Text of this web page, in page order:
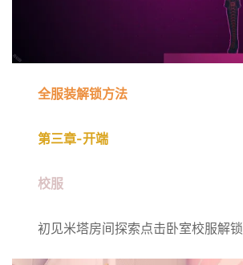
全服装解锁方法
第三章-开端
校服
初见米塔房间探索点击卧室校服解锁